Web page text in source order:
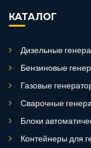
КАТАЛОГ
Дизельные
Бензиновые
Газовые
Сварочные
Блоки
Контейнеры для